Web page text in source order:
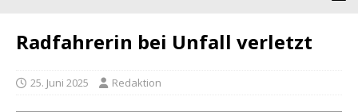
Radfahrerin bei Unfall verletzt
25. Juni 2025 Redaktion